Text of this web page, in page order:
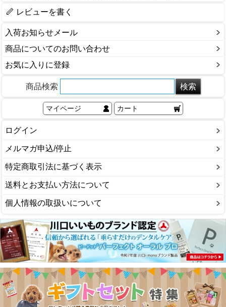
レビューを書く
入荷お知らせメール
商品についてのお問い合わせ
お気に入りに登録
商品検索
マイページ カート
ログイン
メルマガ申込/停止
特定商取引法に基づく表示
送料とお支払い方法について
個人情報の取扱いについて